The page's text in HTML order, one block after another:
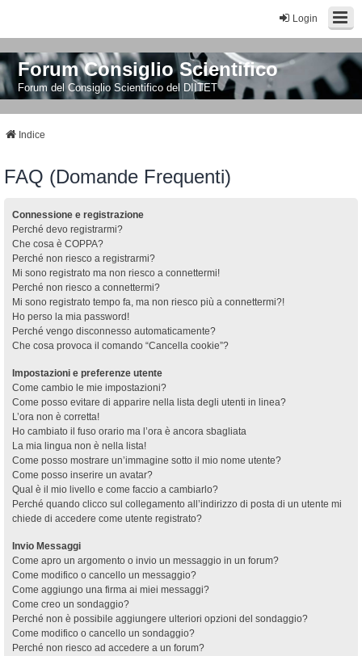
Login
Forum Consiglio Scientifico
Forum del Consiglio Scientifico del DIITET
Indice
FAQ (Domande Frequenti)
Connessione e registrazione
Perché devo registrarmi?
Che cosa è COPPA?
Perché non riesco a registrarmi?
Mi sono registrato ma non riesco a connettermi!
Perché non riesco a connettermi?
Mi sono registrato tempo fa, ma non riesco più a connettermi?!
Ho perso la mia password!
Perché vengo disconnesso automaticamente?
Che cosa provoca il comando “Cancella cookie”?
Impostazioni e preferenze utente
Come cambio le mie impostazioni?
Come posso evitare di apparire nella lista degli utenti in linea?
L’ora non è corretta!
Ho cambiato il fuso orario ma l’ora è ancora sbagliata
La mia lingua non è nella lista!
Come posso mostrare un’immagine sotto il mio nome utente?
Come posso inserire un avatar?
Qual è il mio livello e come faccio a cambiarlo?
Perché quando clicco sul collegamento all’indirizzo di posta di un utente mi
chiede di accedere come utente registrato?
Invio Messaggi
Come apro un argomento o invio un messaggio in un forum?
Come modifico o cancello un messaggio?
Come aggiungo una firma ai miei messaggi?
Come creo un sondaggio?
Perché non è possibile aggiungere ulteriori opzioni del sondaggio?
Come modifico o cancello un sondaggio?
Perché non riesco ad accedere a un forum?